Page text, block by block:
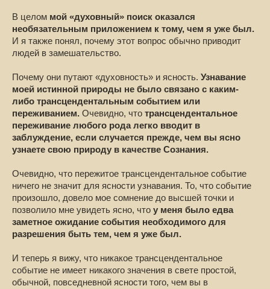
В целом мой «духовный» поиск оказался
необязательным приложением к тому, чем я уже был.
И я также понял, почему этот вопрос обычно приводит
людей в замешательство.
Почему они путают «духовность» и ясность. Узнавание
моей истинной природы не было связано с каким-
либо трансцендентальным событием или
переживанием. Очевидно, что трансцендентальное
переживание любого рода легко вводит в
заблуждение, если случается прежде, чем вы ясно
узнаете свою природу в качестве Сознания.
Очевидно, что пережитое трансцендентальное событие
ничего не значит для ясности узнавания. То, что событие
произошло, довело мое сомнение до высшей точки и
позволило мне увидеть ясно, что у меня было едва
заметное ожидание события необходимого для
разрешения быть тем, чем я уже был.
И теперь я вижу, что никакое трансцендентальное
событие не имеет никакого значения в свете простой,
обычной, повседневной ясности того, чем вы в